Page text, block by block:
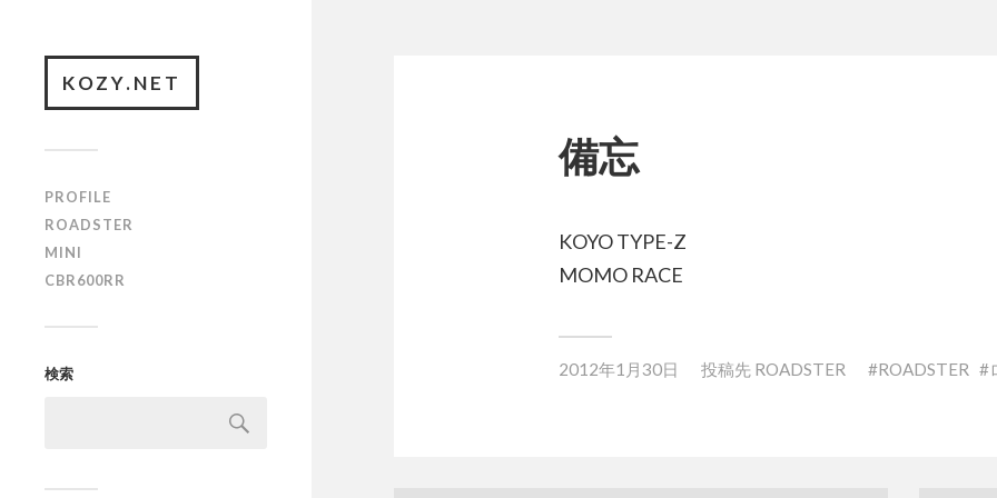
KOZY.NET
PROFILE
ROADSTER
MINI
CBR600RR
検索
備忘
KOYO TYPE-Z
MOMO RACE
2012年1月30日 投稿先 ROADSTER ROADSTER